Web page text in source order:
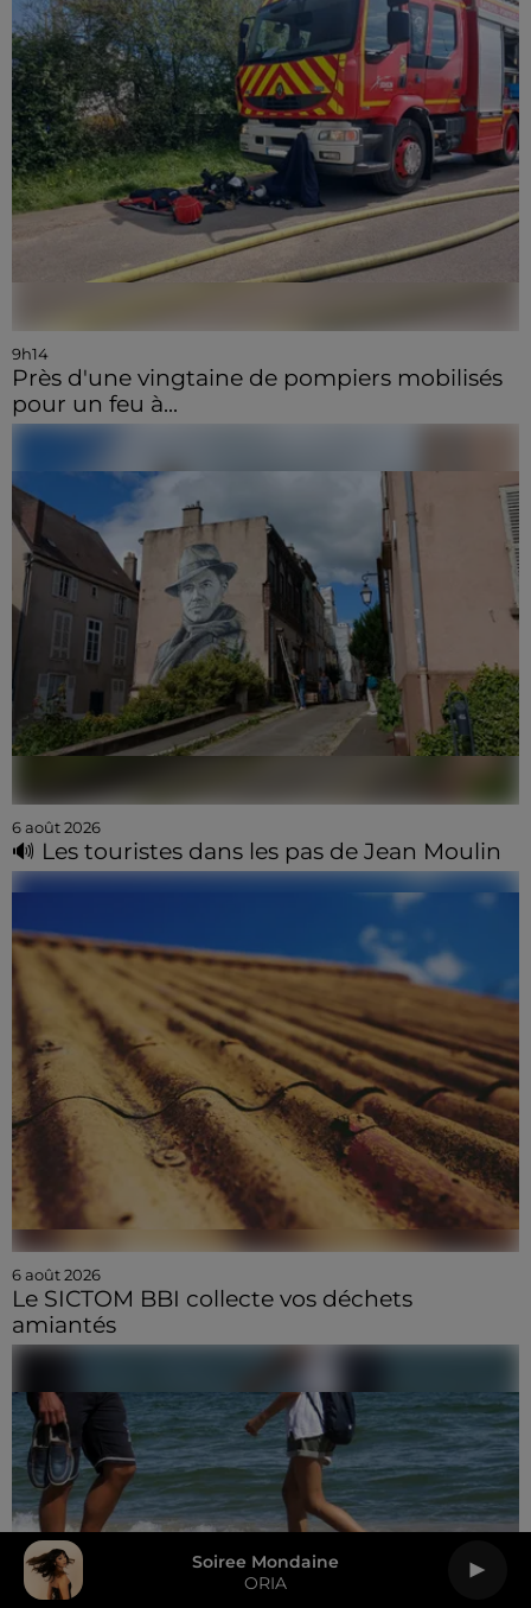
Soiree Mondaine
ORIA
9h14
Près d'une vingtaine de pompiers mobilisés
pour un feu à...
6 août 2026
🔊 Les touristes dans les pas de Jean Moulin
6 août 2026
Le SICTOM BBI collecte vos déchets
amiantés